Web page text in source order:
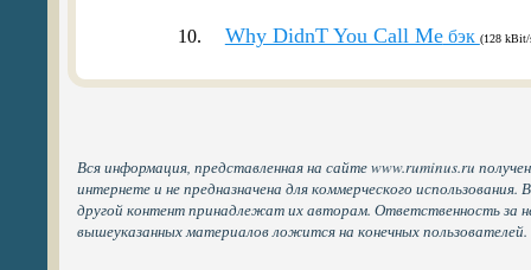
10. Why DidnT You Call Meбэк (128 kBit/
Вся информация, представленная на сайте www.ruminus.ru
интернете и не предназначена для коммерческого
другой контент принадлежат их авторам. Ответственность за
вышеуказанных материалов ложится на конечных пользователей.